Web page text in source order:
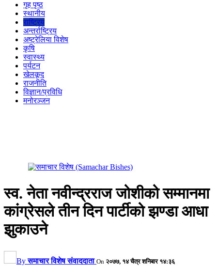
गृह पृष्ठ
स्थानीय
राष्ट्रिय
अन्तर्राष्ट्रिय
अष्ट्रेलिया विशेष
कृषि
स्वास्थ्य
पर्यटन
खेलकूद
राजनीति
विज्ञान/प्रविधि
मनोरञ्जन
स्व. नेता नवीन्द्रराज जोशीको सम्मानमा
कांग्रेसले तीन दिन पार्टीको झण्डा आधा
झुकाउने
Byसमाचार विशेष संवाददाता On २०७७, १४ चैत्र शनिबार १४:३६